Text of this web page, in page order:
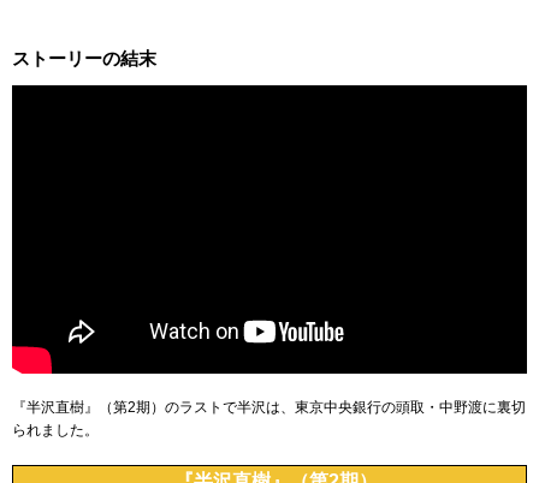
ストーリーの結末
『半沢直樹』（第2期）のラストで半沢は、東京中央銀行の頭取・中野渡に裏切
られました。